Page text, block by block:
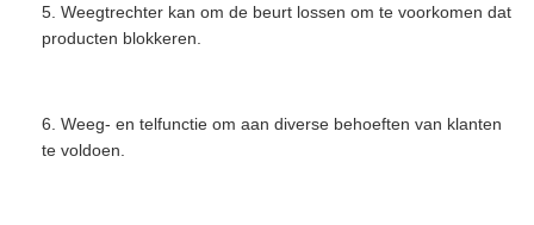
5. Weegtrechter kan om de beurt lossen om te voorkomen dat
producten blokkeren.
6. Weeg- en telfunctie om aan diverse behoeften van klanten
te voldoen.